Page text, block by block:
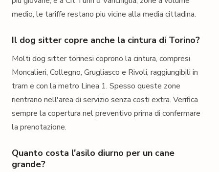
medio, le tariffe restano piu vicine alla media cittadina.
Il dog sitter copre anche la cintura di Torino?
Molti dog sitter torinesi coprono la cintura, compresi
Moncalieri, Collegno, Grugliasco e Rivoli, raggiungibili in
tram e con la metro Linea 1. Spesso queste zone
rientrano nell'area di servizio senza costi extra. Verifica
sempre la copertura nel preventivo prima di confermare
la prenotazione.
Quanto costa l'asilo diurno per un cane
grande?